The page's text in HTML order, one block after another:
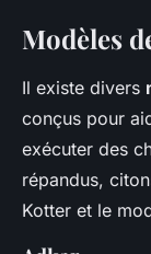
Modèles
Il existe divers
conçus pour
exécuter des
répandus,
Kotter et le